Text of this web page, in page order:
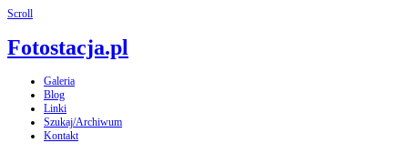
Scroll
Fotostacja.pl
Galeria
Blog
Linki
Szukaj/Archiwum
Kontakt